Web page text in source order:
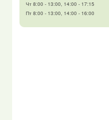
Чт 8:00 - 13:00, 14:00 - 17:15
Пт 8:00 - 13:00, 14:00 - 16:00